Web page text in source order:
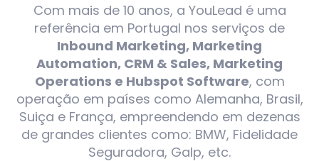
Com mais de 10 anos, a YouLead é uma
referência em Portugal nos serviços de
Inbound Marketing, Marketing
Automation, CRM & Sales, Marketing
Operations e Hubspot Software, com
operação em países como Alemanha, Brasil,
Suiça e França, empreendendo em dezenas
de grandes clientes como: BMW, Fidelidade
Seguradora, Galp, etc.